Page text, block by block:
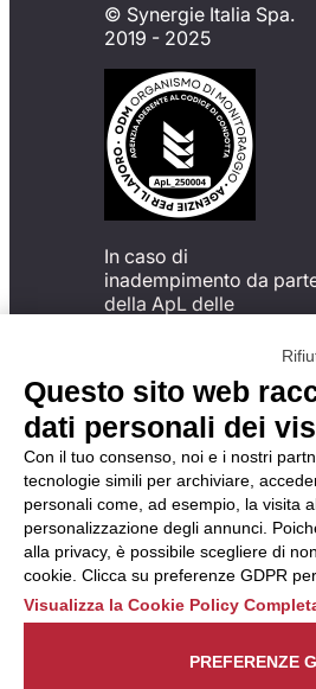
© Synergie Italia Spa.
2019 - 2025
In caso di
inadempimento da
della ApL delle
del Codice di
possibile presentare un
reclamo
all’Organismo di
Monitoraggio utilizzando
una delle modalità
descritte al seguente
indirizzo web
https://odm-
agenzielavoro.it/reclami/
Questo sito web
dati personali dei
Con il tuo consenso, noi e i nostri
tecnologie simili per archiviare,
personali come, ad esempio, la visita
personalizzazione degli annunci.
alla privacy, è possibile scegliere di
cookie. Clicca su preferenze GDPR
Visualizza la Cookie Policy
PREFERENZE